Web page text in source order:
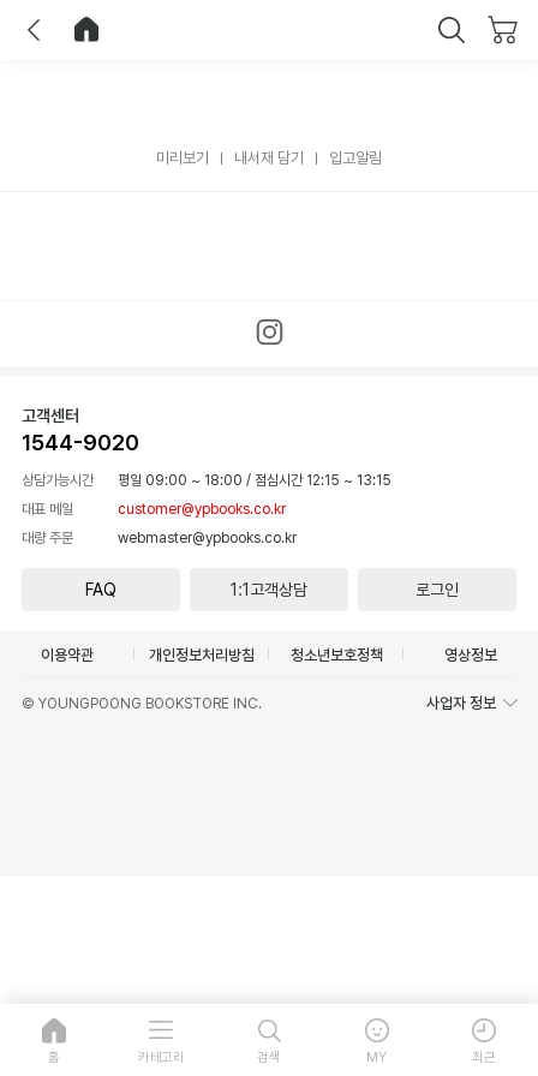
미리보기 내서재 담기 입고알림
고객센터
1544-9020
상담가능시간 평일 09:00 ~ 18:00 / 점심시간 12:15 ~ 13:15
대표 메일
customer@ypbooks.co.kr
대량 주문
webmaster@ypbooks.co.kr
FAQ 1:1고객상담 로그인
이용약관 개인정보처리방침 청소년보호정책 영상정보
© YOUNGPOONG BOOKSTORE INC. 사업자 정보
홈 카테고리 검색 MY 최근